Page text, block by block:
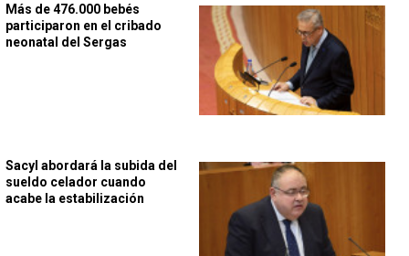
Más de 476.000 bebés
participaron en el cribado
neonatal del Sergas
Sacyl abordará la subida del
sueldo celador cuando
acabe la estabilización